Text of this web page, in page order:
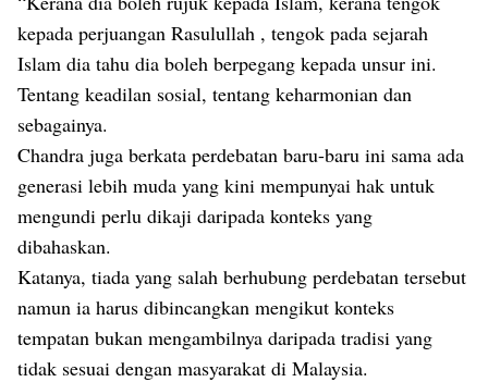
kepada perjuangan Rasulullah , tengok pada sejarah
Islam dia tahu dia boleh berpegang kepada unsur ini.
Tentang keadilan sosial, tentang keharmonian dan
sebagainya.
Chandra juga berkata perdebatan baru-baru ini sama ada
generasi lebih muda yang kini mempunyai hak untuk
mengundi perlu dikaji daripada konteks yang
dibahaskan.
Katanya, tiada yang salah berhubung perdebatan tersebut
namun ia harus dibincangkan mengikut konteks
tempatan bukan mengambilnya daripada tradisi yang
tidak sesuai dengan masyarakat di Malaysia.